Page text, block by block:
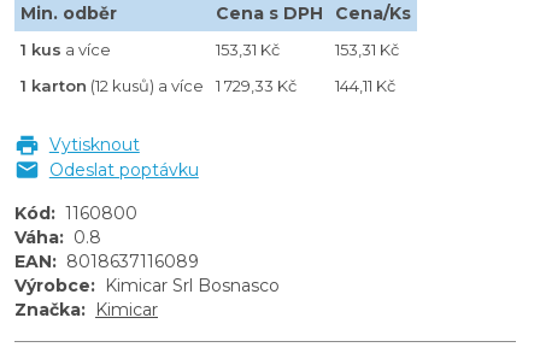
Min. odběr Cena s DPH Cena/Ks
1 kus a více 153,31 Kč
153,31 Kč
1 karton (12 kusů) a více 1 729,33 Kč 144,11 Kč
Vytisknout
Odeslat poptávku
Kód : 1160800
Váha: 0.8
EAN: 8018637116089
Výrobce:
Kimicar Srl Bosnasco
Značka: Kimicar